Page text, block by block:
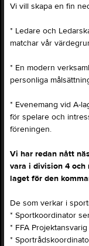
Vi vill skapa en fin
* Ledare och
matchar vår
* En modern
personliga
* Evenemang vid A-
för spelare och
föreningen.
Vi har redan nått
vara i division 4
laget för den
De som verkar i
* Sportkoordinator
* FFA
*